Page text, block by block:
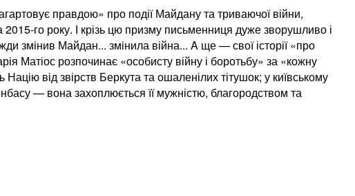
правдою» про події Майдану та триваючої війни,
го року. І крізь цю призму письменниця дуже зворушливо і
змінив Майдан... змінила війна... A ще — свої історії «про
Матіос розпочинає «особисту війну і боротьбу» за «кожну
від звірств Беркута та ошаленілих тітушок; у київському
— вона захоплюється її мужністю, благородством та